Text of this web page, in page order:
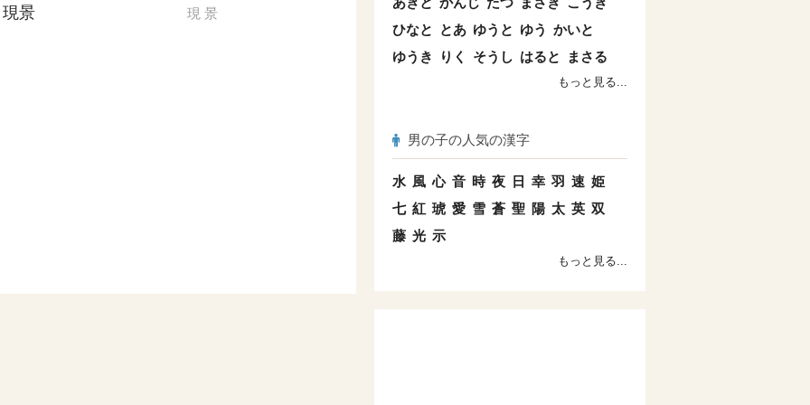
現景 現 景
ひなと
とあ ゆうと ゆう かいと
ゆうき
りく そうし はると まさる
もっと見る...
男の子の人気の漢字
水 風 心 音 時 夜 日 幸 羽 速 姫
七 紅 琥 愛 雪 蒼 聖 陽 太 英 双
藤 光 示
もっと見る...